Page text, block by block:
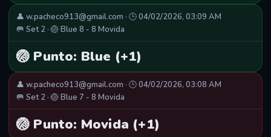
👤 w.pacheco913@gmail.com · 🕒 04/02/2026, 03:09 AM
🥅 Set 2 · 🏐 Blue 8 - 8 Movida
🏐 Punto: Blue (+1)
👤 w.pacheco913@gmail.com · 🕒 04/02/2026, 03:08 AM
🥅 Set 2 · 🏐 Blue 7 - 8 Movida
🏐 Punto: Movida (+1)